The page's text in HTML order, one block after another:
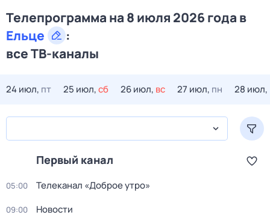
Телепрограмма на 8 июля 2026 года в
Ельце
:
все ТВ-каналы
24 июл, пт 25 июл,сб 26 июл, вс 27 июл, пн 28 июл,
Первый канал
05:00 Телеканал «Доброе утро»
09:00 Новости